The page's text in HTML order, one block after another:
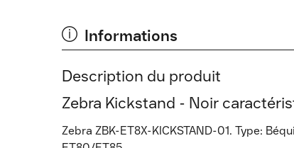
Informations
Description du produit
Zebra Kickstand - Noir
Zebra ZBK-ET8X-KICKSTAND-01. Type: